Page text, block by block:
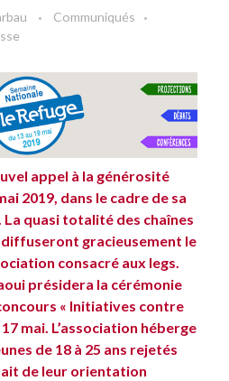
Communiqués
appel à la générosité
2019, dans le cadre de sa
La quasi totalité des chaînes
gracieusement le
consacré aux legs.
présidera la cérémonie
« Initiatives contre
mai. L’association héberge
de 18 à 25 ans rejetés
de leur orientation